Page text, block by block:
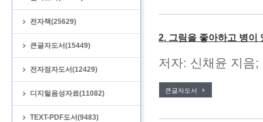
전자책(25629)
큰글자도서(15449)
전자점자도서(12429)
디지털음성자료(11082)
TEXT-PDF도서(9483)
2. 그림을 좋아하고 병이
저자: 신채윤 지음
큰글자도서